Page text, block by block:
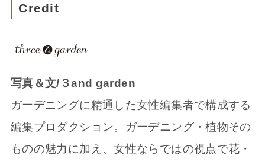
Credit
写真＆文/３and garden
ガーデニングに精通した女性編集者で構成する
編集プロダクション。ガーデニング・植物その
ものの魅力に加え、女性ならではの視点で花・